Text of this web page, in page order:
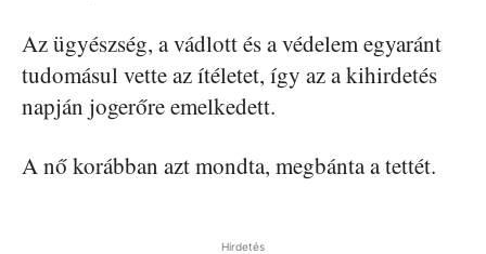
Az ügyészség, a vádlott és a védelem egyaránt
tudomásul vette az ítéletet, így az a kihirdetés
napján jogerőre emelkedett.
A nő korábban azt mondta, megbánta a tettét.
Hirdetés